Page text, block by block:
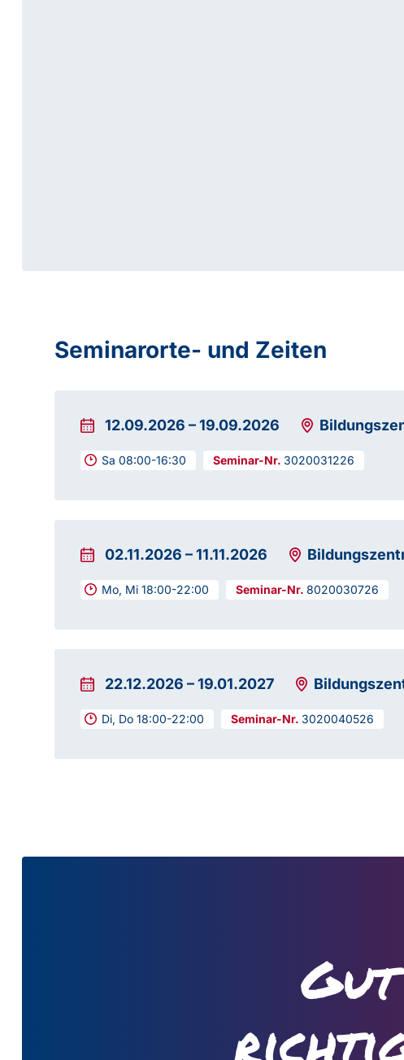
Seminarorte- und Zeiten
12.09.2026 –19.09.2026
Sa 08:00-16:30 3020031226
02.11.2026 –11.11.2026
Mo, Mi 18:00-22:00 8020030726
22.12.2026 –19.01.2027
Di, Do 18:00-22:00 3020040526